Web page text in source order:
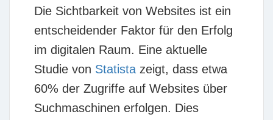
Die Sichtbarkeit von Websites ist ein
entscheidender Faktor für den Erfolg
im digitalen Raum. Eine aktuelle
Studie von Statista zeigt, dass etwa
60% der Zugriffe auf Websites über
Suchmaschinen erfolgen. Dies